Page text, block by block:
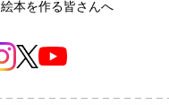
絵本を作る皆さんへ